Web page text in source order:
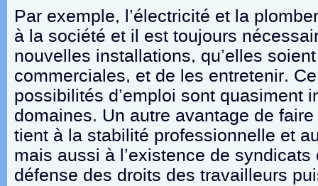
Par exemple, l’électricité et la
à la société et il est toujours
nouvelles installations, qu’elles
commerciales, et de les entretenir.
possibilités d’emploi sont quasiment
domaines. Un autre avantage de
tient à la stabilité professionnelle et
mais aussi à l’existence de syndicats
défense des droits des travailleurs